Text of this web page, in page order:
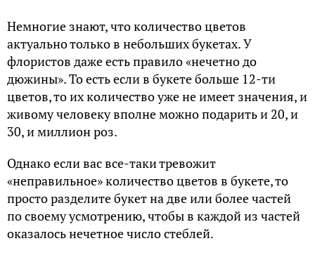
Немногие знают, что количество цветов
актуально только в небольших букетах. У
флористов даже есть правило «нечетно до
дюжины». То есть если в букете больше 12-ти
цветов, то их количество уже не имеет значения, и
живому человеку вполне можно подарить и 20, и
30, и миллион роз.
Однако если вас все-таки тревожит
«неправильное» количество цветов в букете, то
просто разделите букет на две или более частей
по своему усмотрению, чтобы в каждой из частей
оказалось нечетное число стеблей.